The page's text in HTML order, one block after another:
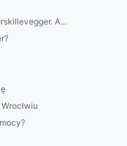
A...